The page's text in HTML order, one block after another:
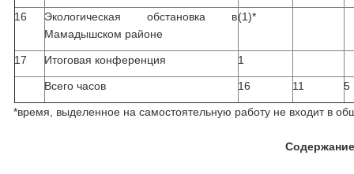
16
Экологическая обстановка в
Мамадышском районе
(1)*
17 Итоговая конференция 1
Всего часов 16 11 5
*время, выделенное на самостоятельную работу не входит в
Содержание